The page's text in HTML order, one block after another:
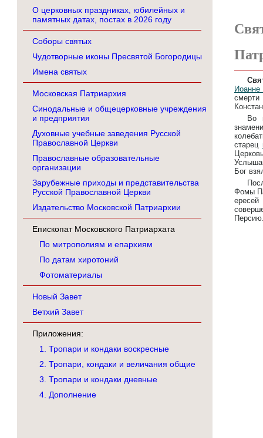
О церковных праздниках, юбилейных и
памятных датах, постах в 2026 году
Соборы святых
Чудотворные иконы Пресвятой Богородицы
Имена святых
Московская Патриархия
Синодальные и общецерковные учреждения
и предприятия
Духовные учебные заведения Русской
Православной Церкви
Православные образовательные
организации
Зарубежные приходы и представительства
Русской Православной Церкви
Издательство Московской Патриархии
Епископат Московского Патриархата
По митрополиям и епархиям
По датам хиротоний
Фотоматериалы
Новый Завет
Ветхий Завет
Приложения:
1. Тропари и кондаки воскресные
2. Тропари, кондаки и величания общие
3. Тропари и кондаки дневные
4. Дополнение
Во
старец
Бог
Фомы